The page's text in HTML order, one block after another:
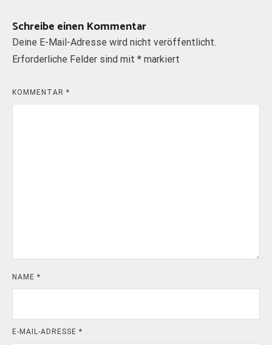
Schreibe einen Kommentar
Deine E-Mail-Adresse wird nicht veröffentlicht.
Erforderliche Felder sind mit * markiert
KOMMENTAR *
NAME *
E-MAIL-ADRESSE *